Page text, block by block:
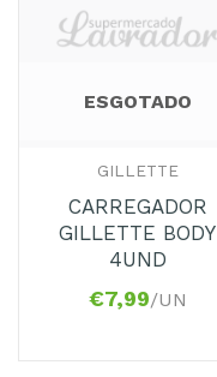
ESGOTADO
GILLETTE
CARREGADOR
GILLETTE BODY
4UND
€7,99/UN